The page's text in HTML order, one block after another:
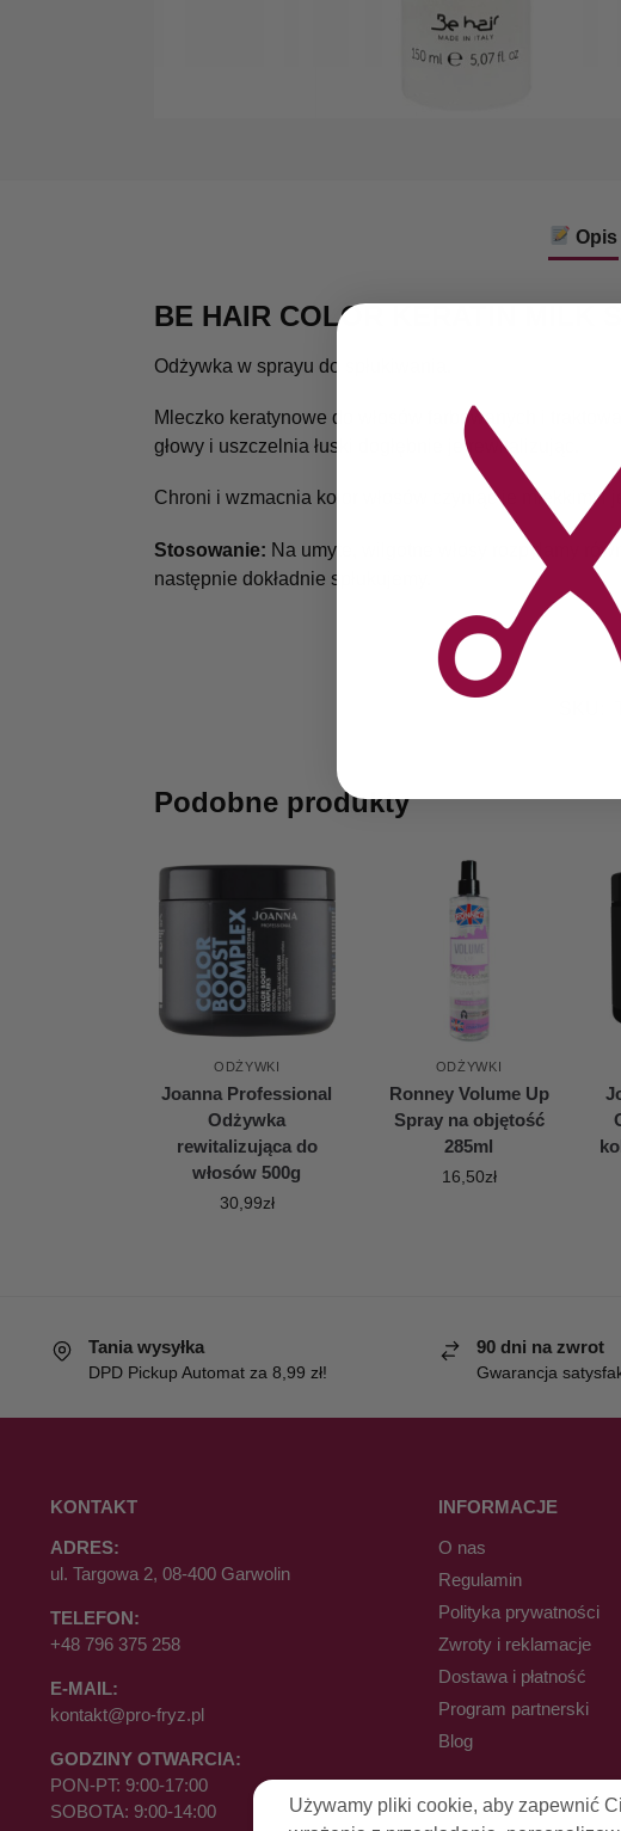
Opis
BE HAIR COLOR KERATIN MILK
Odżywka w sprayu do spłukiwania.
Mleczko keratynowe do włosów farbowanych i
głowy i uszczelnia łuski dogłębnie je rewitalizując.
Chroni i wzmacnia kolor włosów czyniąc je miękkimi i
Stosowanie: Na umyte, wilgotne włosy rozpylamy
następnie dokładnie spłukujemy.
Podobne produkty
ODŻYWKI
Joanna Professional
Odżywka
rewitalizująca do
włosów 500g
30,99zł
ODŻYWKI
Ronney Volume Up
Spray na objętość
285ml
16,50zł
Tania wysyłka
DPD Pickup Automat za 8,99 zł!
90 dni na zwrot
Gwarancja
KONTAKT
ADRES:
ul. Targowa 2, 08-400 Garwolin
TELEFON:
+48 796 375 258
E-MAIL:
kontakt@pro-fryz.pl
GODZINY OTWARCIA:
PON-PT: 9:00-17:00
SOBOTA: 9:00-14:00
INFORMACJE
O nas
Regulamin
Polityka prywatności
Zwroty i reklamacje
Dostawa i płatność
Program partnerski
Blog
Używamy pliki cookie, aby zapewnić